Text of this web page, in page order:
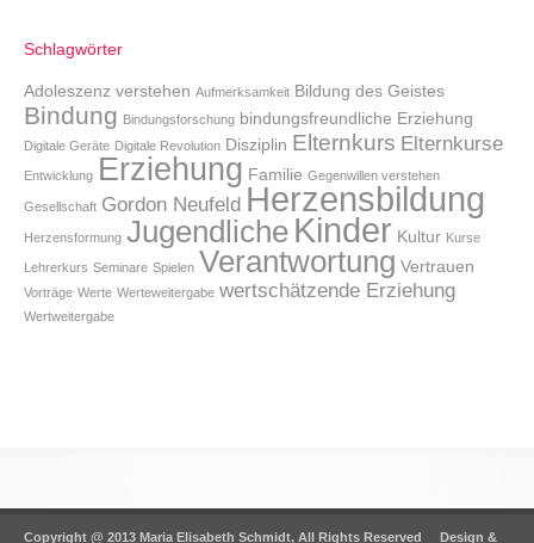
Schlagwörter
Adoleszenz verstehen Aufmerksamkeit Bildung des Geistes
Bindung Bindungsforschung bindungsfreundliche Erziehung
Digitale Geräte Digitale Revolution Disziplin Elternkurs Elternkurse
Entwicklung Erziehung Familie Gegenwillen verstehen
Gesellschaft Gordon Neufeld Herzensbildung
Herzensformung Jugendliche Kinder Kultur Kurse
Lehrerkurs Seminare Spielen Verantwortung Vertrauen
Vorträge Werte Werteweitergabe wertschätzende Erziehung
Wertweitergabe
Copyright @ 2013 Maria Elisabeth Schmidt, All Rights Reserved Design &